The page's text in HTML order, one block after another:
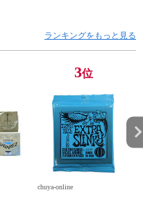
ランキングをもっと見る
3位
chuya-online